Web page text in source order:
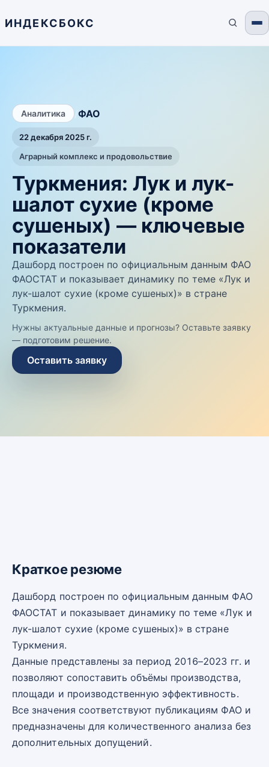
ИНДЕКСБОКС
Аналитика ФАО
22 декабря 2025 г.
Аграрный комплекс и продовольствие
Туркмения: Лук и лук-
шалот сухие (кроме
сушеных) — ключевые
показатели
Дашборд построен по официальным данным ФАО
ФАОСТАТ и показывает динамику по теме «Лук и
лук-шалот сухие (кроме сушеных)» в стране
Туркмения.
Нужны актуальные данные и прогнозы? Оставьте заявку
— подготовим решение.
Оставить заявку
Краткое резюме
Дашборд построен по официальным данным ФАО
ФАОСТАТ и показывает динамику по теме «Лук и
лук-шалот сухие (кроме сушеных)» в стране
Туркмения.
Данные представлены за период 2016–2023 гг. и
позволяют сопоставить объёмы производства,
площади и производственную эффективность.
Все значения соответствуют публикациям ФАО и
предназначены для количественного анализа без
дополнительных допущений.